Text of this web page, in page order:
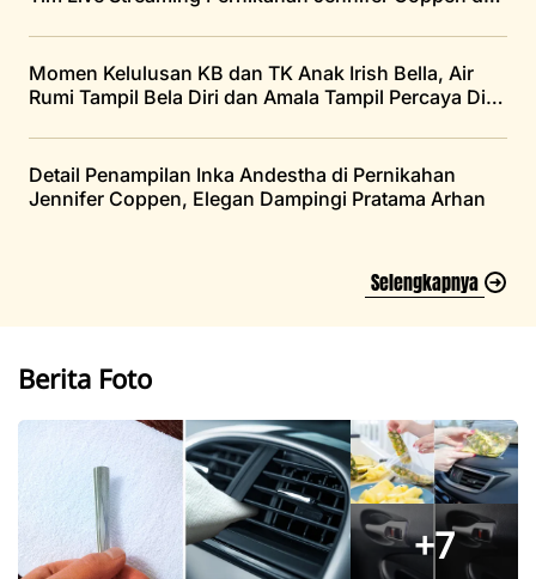
Momen Kelulusan KB dan TK Anak Irish Bella, Air
Rumi Tampil Bela Diri dan Amala Tampil Percaya Diri
Detail Penampilan Inka Andestha di Pernikahan
Jennifer Coppen, Elegan Dampingi Pratama Arhan
Selengkapnya
Berita Foto
+7